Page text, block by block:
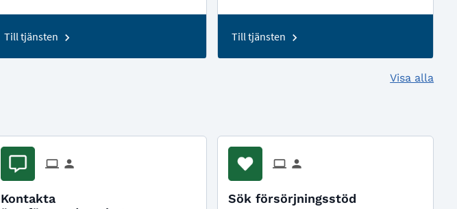
Till tjänsten Till tjänsten
Visa alla
Kontakta
Sök försörjningsstöd